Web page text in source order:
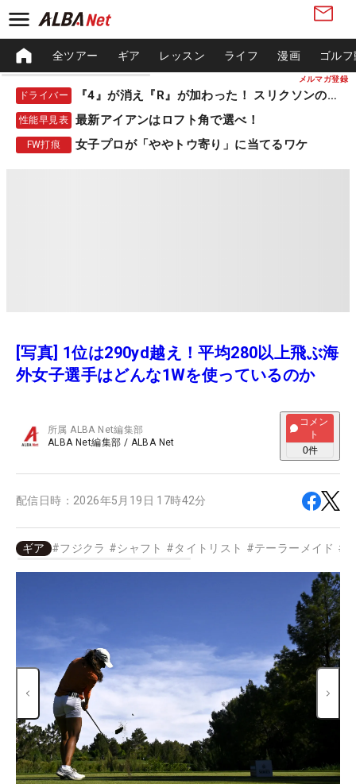
メルマガ登録
全ツアー ギア レッスン ライフ 漫画 ゴル
ドライバー 『4』が消え『R』が加わった！ スリクソンの新作
性能早見表 最新アイアンはロフト角で選べ！
FW打痕 女子プロが「ややトウ寄り」に当てるワケ
[写真] 1位は290yd越え！平均280以上飛ぶ海
外女子選手はどんな1Wを使っているのか
所属ALBA Net編集部
ALBA Net編集部 / ALBA Net
コメン
ト
0件
配信日時： 2026年5月19日 17時42分
ギア #フジクラ #シャフト #タイトリスト #テーラーメイド #